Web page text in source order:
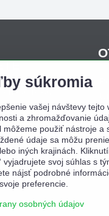
adresa,
súkromia
vašej návštevy tejto
a zhromažďovanie
použiť nástroje a
údaje sa môžu
iných krajinách.
vyjadrujete svoj súhlas s
nájsť podrobné
preferencie.
osobných údajov